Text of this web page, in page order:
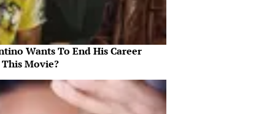
Wants To End His Career
Movie?